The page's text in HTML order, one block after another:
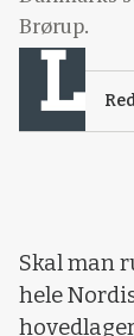
Brørup.
Skal man
hele